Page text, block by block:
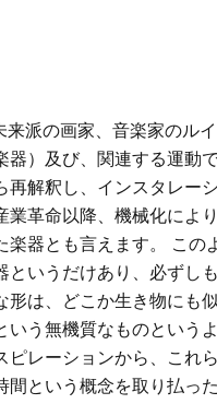
派の画家、音楽家のル
器）及び、関連する運動
再解釈し、インスタレー
業革命以降、機械化によ
器とも言えます。 この
いうだけあり、必ずし
形は、どこか生き物にも
う無機質なものという
ピレーションから、これ
間という概念を取り払っ